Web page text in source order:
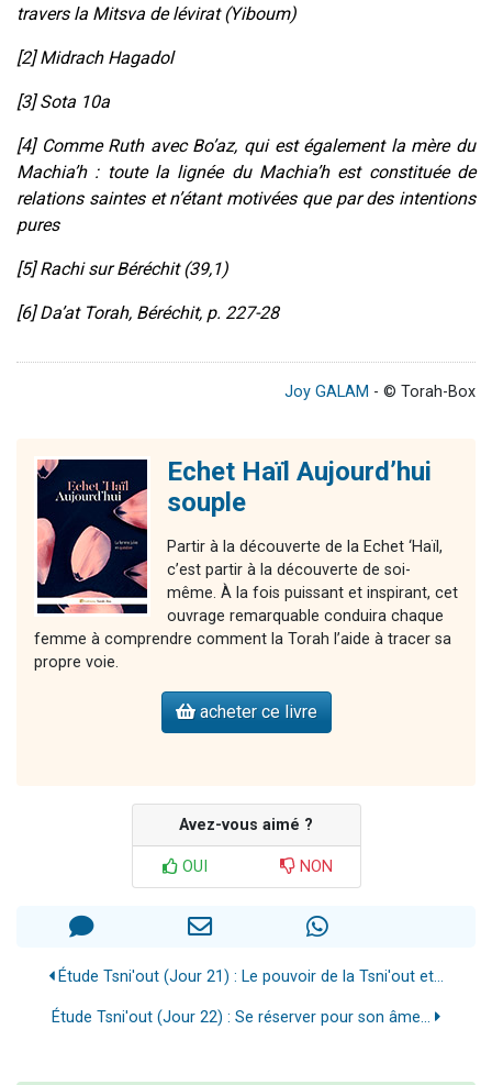
travers la Mitsva de lévirat (Yiboum)
[2] Midrach Hagadol
[3] Sota 10a
[4] Comme Ruth avec Bo’az, qui est également la mère du
Machia’h : toute la lignée du Machia’h est constituée de
relations saintes et n’étant motivées que par des intentions
pures
[5] Rachi sur Béréchit (39,1)
[6] Da’at Torah, Béréchit, p. 227-28
Joy GALAM - © Torah-Box
Echet Haïl Aujourd’hui
souple
Partir à la découverte de la Echet ‘Haïl,
c’est partir à la découverte de soi-
même. À la fois puissant et inspirant, cet
ouvrage remarquable conduira chaque
femme à comprendre comment la Torah l’aide à tracer sa
propre voie.
acheter ce livre
Avez-vous aimé ?
OUI NON
Étude Tsni'out (Jour 21) : Le pouvoir de la Tsni'out et...
Étude Tsni'out (Jour 22) : Se réserver pour son âme...